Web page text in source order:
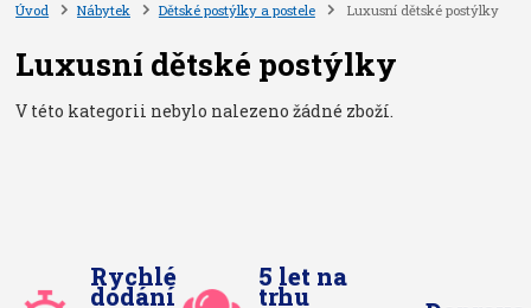
Úvod Nábytek Dětské postýlky a postele Luxusní dětské postýlky
Luxusní dětské postýlky
V této kategorii nebylo nalezeno žádné zboží.
Rychlé
dodání
5 let na
trhu